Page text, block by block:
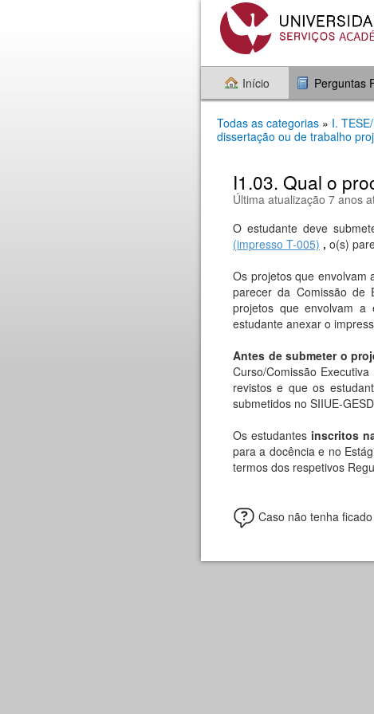
Início Perguntas
Todas as categorias » I.
dissertação ou de trabalho
I1.03. Qual o
Última atualização 7 anos
O estudante deve
(impresso T-005) , o(s)
Os projetos que envolvam
parecer da Comissão de
projetos que envolvam a
estudante anexar o
Antes de submeter o
Curso/Comissão
revistos e que os
submetidos no SIIUE-
Os estudantes inscritos
para a docência e no
termos dos respetivos
Caso não tenha